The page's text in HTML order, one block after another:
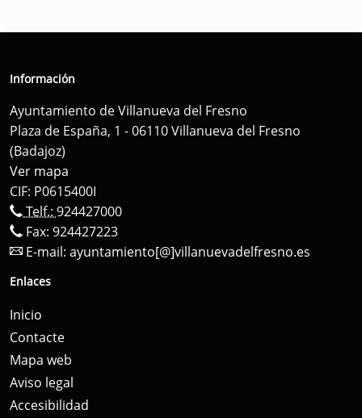
Información
Ayuntamiento de Villanueva del Fresno
Plaza de España, 1 - 06110 Villanueva del Fresno
(Badajoz)
Ver mapa
CIF: P0615400I
Telf.: 924427000
Fax: 924427223
E-mail: ayuntamiento[@]villanuevadelfresno.es
Enlaces
Inicio
Contacte
Mapa web
Aviso legal
Accesibilidad